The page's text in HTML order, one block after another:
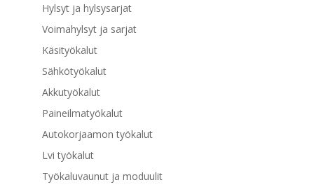
Hylsyt ja hylsysarjat
Voimahylsyt ja sarjat
Käsityökalut
Sähkötyökalut
Akkutyökalut
Paineilmatyökalut
Autokorjaamon työkalut
Lvi työkalut
Työkaluvaunut ja moduulit